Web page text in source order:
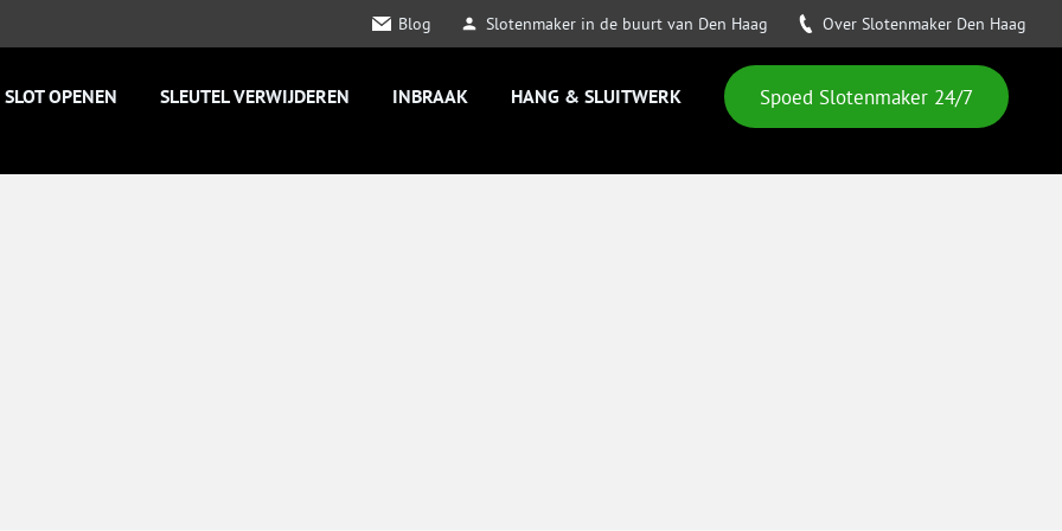
Blog Slotenmaker in de buurt van Den Haag Over Slotenmaker Den Haag
SLOT OPENEN SLEUTEL VERWIJDEREN INBRAAK HANG & SLUITWERK Spoed Slotenmaker 24/7